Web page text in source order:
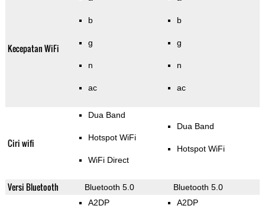
Kecepatan WiFi
b
g
n
ac
b
g
n
ac
Ciri wifi
Dua Band
Hotspot WiFi
WiFi Direct
Dua Band
Hotspot WiFi
Versi Bluetooth Bluetooth 5.0
Bluetooth 5.0
A2DP
A2DP